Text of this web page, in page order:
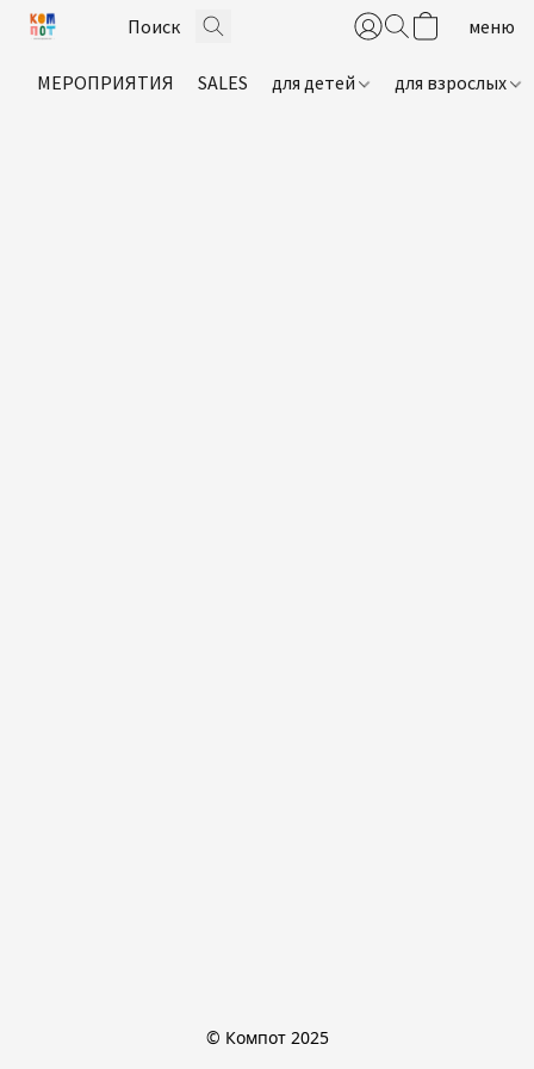
МЕРОПРИЯТИЯ SALES для детей для взрослых
© Компот 2025